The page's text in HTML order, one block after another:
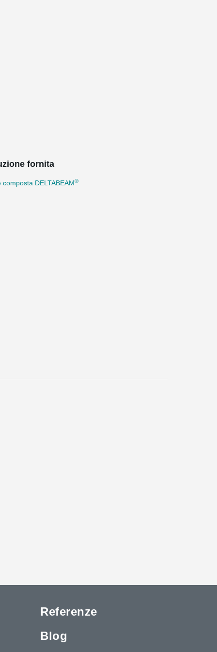
fornita
composta DELTABEAM®
Referenze
Blog